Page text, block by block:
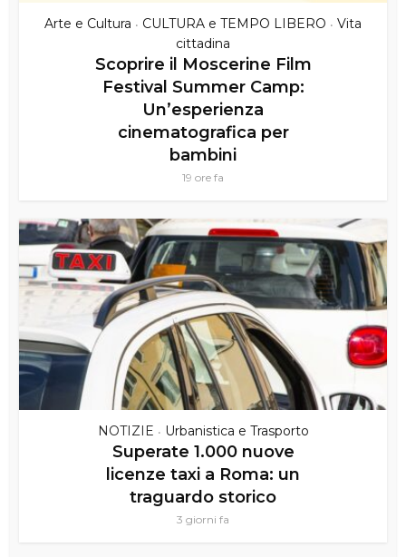
Arte e Cultura • CULTURA e TEMPO LIBERO • Vita
cittadina
Scoprire il Moscerine Film
Festival Summer Camp:
Un’esperienza
cinematografica per
bambini
19 ore fa
NOTIZIE • Urbanistica e Trasporto
Superate 1.000 nuove
licenze taxi a Roma: un
traguardo storico
3 giorni fa